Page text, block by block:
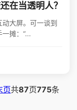
在当透明人？
大屏。可一谈到
摊：“...
页共87页775条